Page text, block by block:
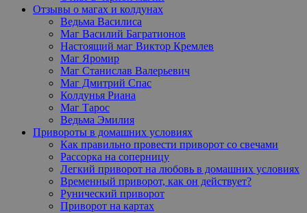
Отзывы о магах и колдунах
Ведьма Василиса
Маг Василий Багратионов
Настоящий маг Виктор Кремлев
Маг Яромир
Маг Станислав Валерьевич
Маг Дмитрий Спас
Колдунья Риана
Маг Тарос
Ведьма Эмилия
Привороты в домашних условиях
Как правильно провести приворот со свечами
Рассорка на соперницу
Легкий приворот на любовь в домашних условиях
Временный приворот, как он действует?
Рунический приворот
Приворот на картах